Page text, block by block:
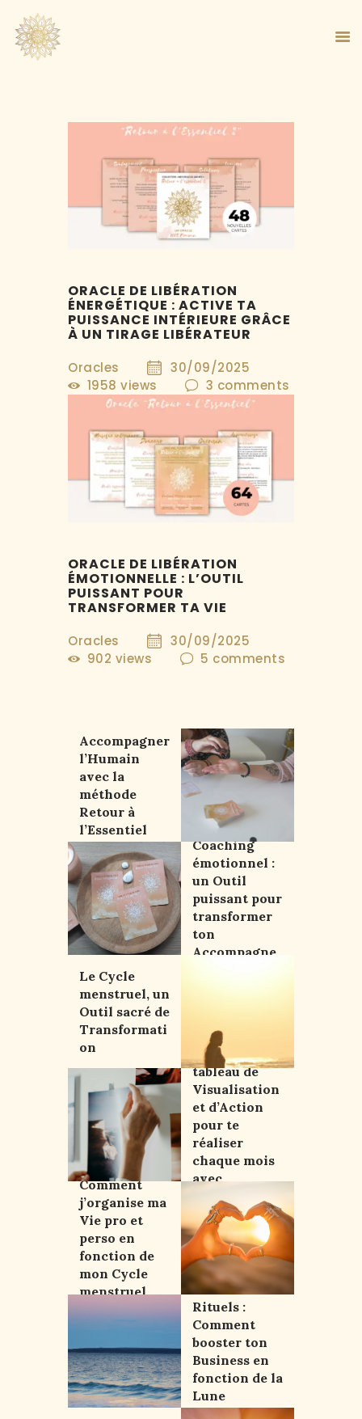
À PROPOS
MA MÉTHODE
BOUTIQUE
ORACLE DE LIBÉRATION
ÉNERGÉTIQUE : ACTIVE TA
PUISSANCE INTÉRIEURE GRÂCE
À UN TIRAGE LIBÉRATEUR
Oracles
30/09/2025
1958 views 3 comments
ORACLE DE LIBÉRATION
ÉMOTIONNELLE : L’OUTIL
PUISSANT POUR
TRANSFORMER TA VIE
Oracles
30/09/2025
902 views 5 comments
Accompagner
l’Humain
avec la
méthode
Retour à
l’Essentiel
Oracle et
Coaching
émotionnel :
un Outil
puissant pour
transformer
ton
Accompagne
Le Cycle
menstruel, un
Outil sacré de
Transformati
on
Crée ton
tableau de
Visualisation
et d’Action
pour te
réaliser
chaque mois
avec
Comment
j’organise ma
Vie pro et
perso en
fonction de
mon Cycle
menstruel
Rituels :
Comment
booster ton
Business en
fonction de la
Lune